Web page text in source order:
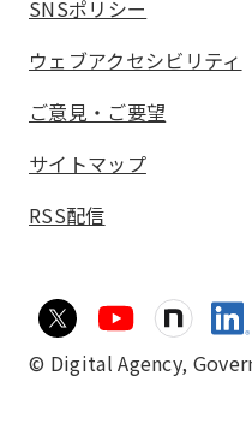
SNSポリシー
ウェブアクセシビリティ
ご意見・ご要望
サイトマップ
RSS配信
© Digital Agency,